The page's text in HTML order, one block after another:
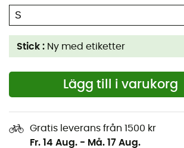
Stick : Ny med etiketter
Lägg till i varukorg
Gratis leverans från 1500 kr
Fr. 14 Aug. - Må. 17 Aug.